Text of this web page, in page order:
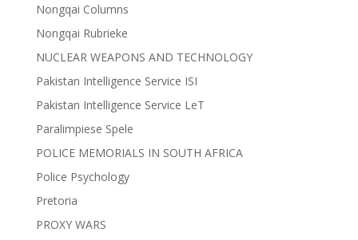
Nongqai Columns
Nongqai Rubrieke
NUCLEAR WEAPONS AND TECHNOLOGY
Pakistan Intelligence Service ISI
Pakistan Intelligence Service LeT
Paralimpiese Spele
POLICE MEMORIALS IN SOUTH AFRICA
Police Psychology
Pretoria
PROXY WARS